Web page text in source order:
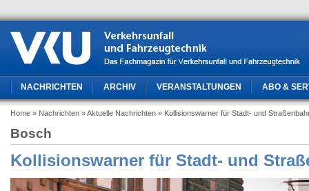
NACHRICHTEN ARCHIV VERANSTALTUNGEN ABO &
Home » Nachrichten » Aktuelle Nachrichten » Kollisionswarner für Stadt- und
Bosch
Kollisionswarner für Stadt- und